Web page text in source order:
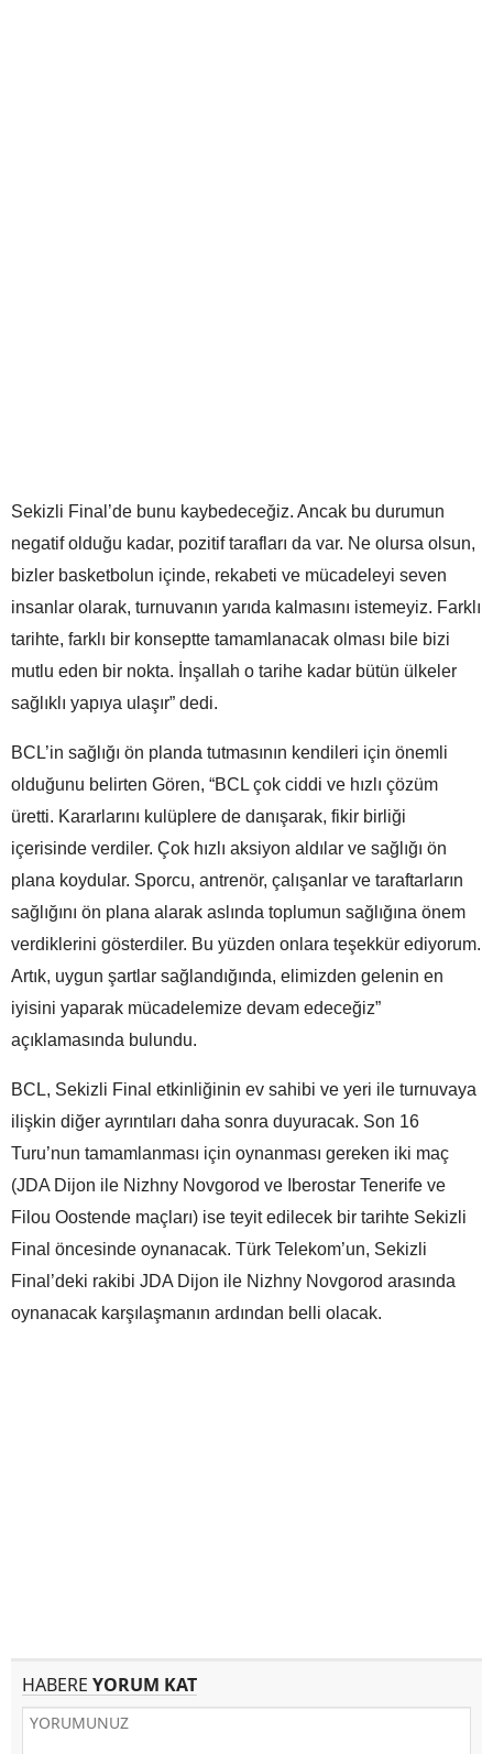
Sekizli Final’de bunu kaybedeceğiz. Ancak bu durumun
negatif olduğu kadar, pozitif tarafları da var. Ne olursa olsun,
bizler basketbolun içinde, rekabeti ve mücadeleyi seven
insanlar olarak, turnuvanın yarıda kalmasını istemeyiz. Farklı
tarihte, farklı bir konseptte tamamlanacak olması bile bizi
mutlu eden bir nokta. İnşallah o tarihe kadar bütün ülkeler
sağlıklı yapıya ulaşır” dedi.
BCL’in sağlığı ön planda tutmasının kendileri için önemli
olduğunu belirten Gören, “BCL çok ciddi ve hızlı çözüm
üretti. Kararlarını kulüplere de danışarak, fikir birliği
içerisinde verdiler. Çok hızlı aksiyon aldılar ve sağlığı ön
plana koydular. Sporcu, antrenör, çalışanlar ve taraftarların
sağlığını ön plana alarak aslında toplumun sağlığına önem
verdiklerini gösterdiler. Bu yüzden onlara teşekkür ediyorum.
Artık, uygun şartlar sağlandığında, elimizden gelenin en
iyisini yaparak mücadelemize devam edeceğiz”
açıklamasında bulundu.
BCL, Sekizli Final etkinliğinin ev sahibi ve yeri ile turnuvaya
ilişkin diğer ayrıntıları daha sonra duyuracak. Son 16
Turu’nun tamamlanması için oynanması gereken iki maç
(JDA Dijon ile Nizhny Novgorod ve Iberostar Tenerife ve
Filou Oostende maçları) ise teyit edilecek bir tarihte Sekizli
Final öncesinde oynanacak. Türk Telekom’un, Sekizli
Final’deki rakibi JDA Dijon ile Nizhny Novgorod arasında
oynanacak karşılaşmanın ardından belli olacak.
HABERE YORUM KAT